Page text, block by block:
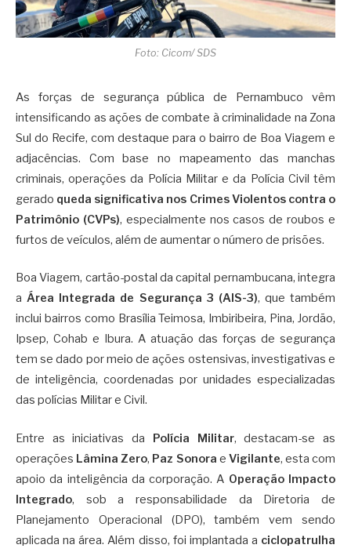
Foto: Cicom/ SDS
As forças de segurança pública de Pernambuco vêm
intensificando as ações de combate à criminalidade na Zona
Sul do Recife, com destaque para o bairro de Boa Viagem e
adjacências. Com base no mapeamento das manchas
criminais, operações da Polícia Militar e da Polícia Civil têm
gerado queda significativa nos Crimes Violentos contra o
Patrimônio (CVPs), especialmente nos casos de roubos e
furtos de veículos, além de aumentar o número de prisões.
Boa Viagem, cartão-postal da capital pernambucana, integra
aÁrea Integrada de Segurança 3 (AIS-3), que também
inclui bairros como Brasília Teimosa, Imbiribeira, Pina, Jordão,
Ipsep, Cohab e Ibura. A atuação das forças de segurança
tem se dado por meio de ações ostensivas, investigativas e
de inteligência, coordenadas por unidades especializadas
das polícias Militar e Civil.
Entre as iniciativas da Polícia Militar, destacam-se as
operações Lâmina Zero, Paz Sonora e Vigilante, esta com
apoio da inteligência da corporação. A Operação Impacto
Integrado, sob a responsabilidade da Diretoria de
Planejamento Operacional (DPO), também vem sendo
aplicada na área. Além disso, foi implantada a ciclopatrulha